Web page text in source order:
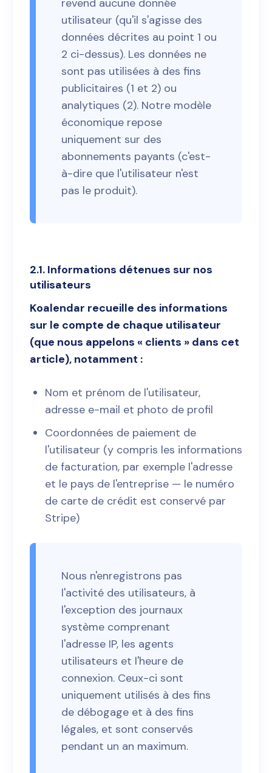
utilisateur (qu'il s'agisse des
données décrites au point 1 ou
2 ci-dessus). Les données ne
sont pas utilisées à des fins
publicitaires (1 et 2) ou
analytiques (2). Notre modèle
économique repose
uniquement sur des
abonnements payants (c'est-
à-dire que l'utilisateur n'est
pas le produit).
2.1. Informations détenues sur nos
utilisateurs
Koalendar recueille des informations
sur le compte de chaque utilisateur
(que nous appelons « clients » dans cet
article), notamment :
Nom et prénom de l'utilisateur,
adresse e-mail et photo de profil
Coordonnées de paiement de
l'utilisateur (y compris les informations
de facturation, par exemple l'adresse
et le pays de l'entreprise — le numéro
de carte de crédit est conservé par
Stripe)
Nous n'enregistrons pas
l'activité des utilisateurs, à
l'exception des journaux
système comprenant
l'adresse IP, les agents
utilisateurs et l'heure de
connexion. Ceux-ci sont
uniquement utilisés à des fins
de débogage et à des fins
légales, et sont conservés
pendant un an maximum.